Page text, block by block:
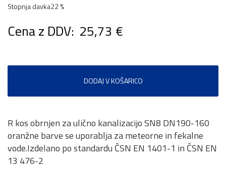
Stopnja davka22 %
Cena z DDV: 25,73 €
DODAJ V KOŠARICO
R kos obrnjen za ulično kanalizacijo SN8 DN190-160
oranžne barve se uporablja za meteorne in fekalne
vode.Izdelano po standardu ČSN EN 1401-1 in ČSN EN
13 476-2